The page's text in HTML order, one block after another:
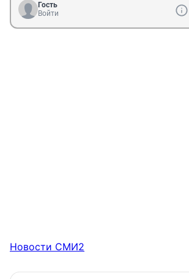
Гость
Войти
Новости СМИ2